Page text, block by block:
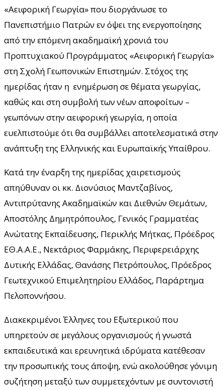
«Αειφορική Γεωργία» που διοργάνωσε το
Πανεπιστήμιο Πατρών εν όψει της ενεργοποίησης
από την επόμενη ακαδημαϊκή χρονιά του
Προπτυχιακού Προγράμματος «Αειφορική Γεωργία»
στη Σχολή Γεωπονικών Επιστημών. Στόχος της
ημερίδας ήταν η ενημέρωση σε θέματα γεωργίας,
καθώς και στη συμβολή των νέων αποφοίτων –
γεωπόνων στην αειφορική γεωργία, η οποία
ευελπιστούμε ότι θα συμβάλλει αποτελεσματικά στην
ανάπτυξη της Ελληνικής και Ευρωπαϊκής Υπαίθρου.
Κατά την έναρξη της ημερίδας χαιρετισμούς
απηύθυναν οι κκ. Διονύσιος Μαντζαβίνος,
Αντιπρύτανης Ακαδημαϊκών και Διεθνών Θεμάτων,
Αποστόλης Δημητρόπουλος, Γενικός Γραμματέας
Ανώτατης Εκπαίδευσης, Περικλής Μήτκας, Πρόεδρος
ΕΘ.Α.Α.Ε., Νεκτάριος Φαρμάκης, Περιφερειάρχης
Δυτικής Ελλάδας, Θανάσης Πετρόπουλος, Πρόεδρος
Γεωτεχνικού Επιμελητηρίου Ελλάδος, Παράρτημα
Πελοποννήσου.
Διακεκριμένοι Έλληνες του Εξωτερικού που
υπηρετούν σε μεγάλους οργανισμούς ή γνωστά
εκπαιδευτικά και ερευνητικά ιδρύματα κατέθεσαν
την προσωπικής τους άποψη, ενώ ακολούθησε γόνιμη
συζήτηση μεταξύ των συμμετεχόντων με συντονιστή